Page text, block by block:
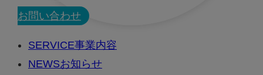
お問い合わせ
SERVICE事業内容
NEWSお知らせ